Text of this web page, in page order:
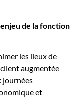
de la fonction
les lieux de
augmentée
journées
et